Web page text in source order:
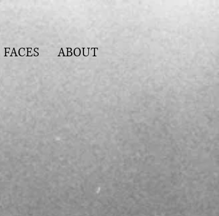
FACES ABOUT